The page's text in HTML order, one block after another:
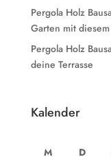
Pergola Holz
Garten mit
Pergola Holz
deine Terrasse
Kalender
M D